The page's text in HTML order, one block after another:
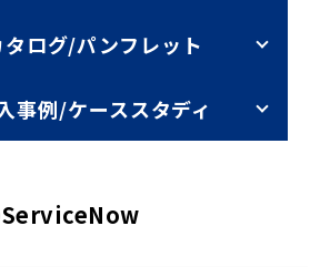
ログ/パンフレット
事例/ケーススタディ
ServiceNow